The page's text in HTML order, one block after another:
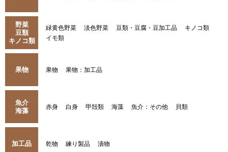
野菜
豆類
キノコ類
緑黄色野菜 淡色野菜 豆類・豆腐・豆加工品
キノコ類
イモ類
果物 果物 果物：加工品
魚介
海藻
赤身 白身 甲殻類 海藻 魚介：その他 貝類
加工品 乾物 練り製品 漬物